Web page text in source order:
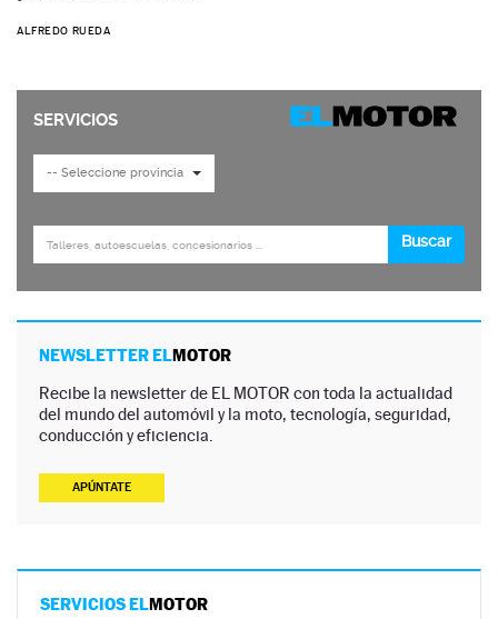
ALFREDO RUEDA
NEWSLETTER ELMOTOR
Recibe la newsletter de EL MOTOR con toda la actualidad
del mundo del automóvil y la moto, tecnología, seguridad,
conducción y eficiencia.
APÚNTATE
SERVICIOS ELMOTOR